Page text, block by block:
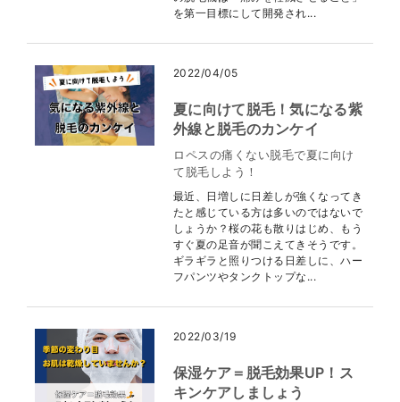
を第一目標にして開発され...
2022/04/05
夏に向けて脱毛！気になる紫
外線と脱毛のカンケイ
ロペスの痛くない脱毛で夏に向け
て脱毛しよう！
最近、日増しに日差しが強くなってき
たと感じている方は多いのではないで
しょうか？桜の花も散りはじめ、もう
すぐ夏の足音が聞こえてきそうです。
ギラギラと照りつける日差しに、ハー
フパンツやタンクトップな...
2022/03/19
保湿ケア＝脱毛効果UP！ス
キンケアしましょう